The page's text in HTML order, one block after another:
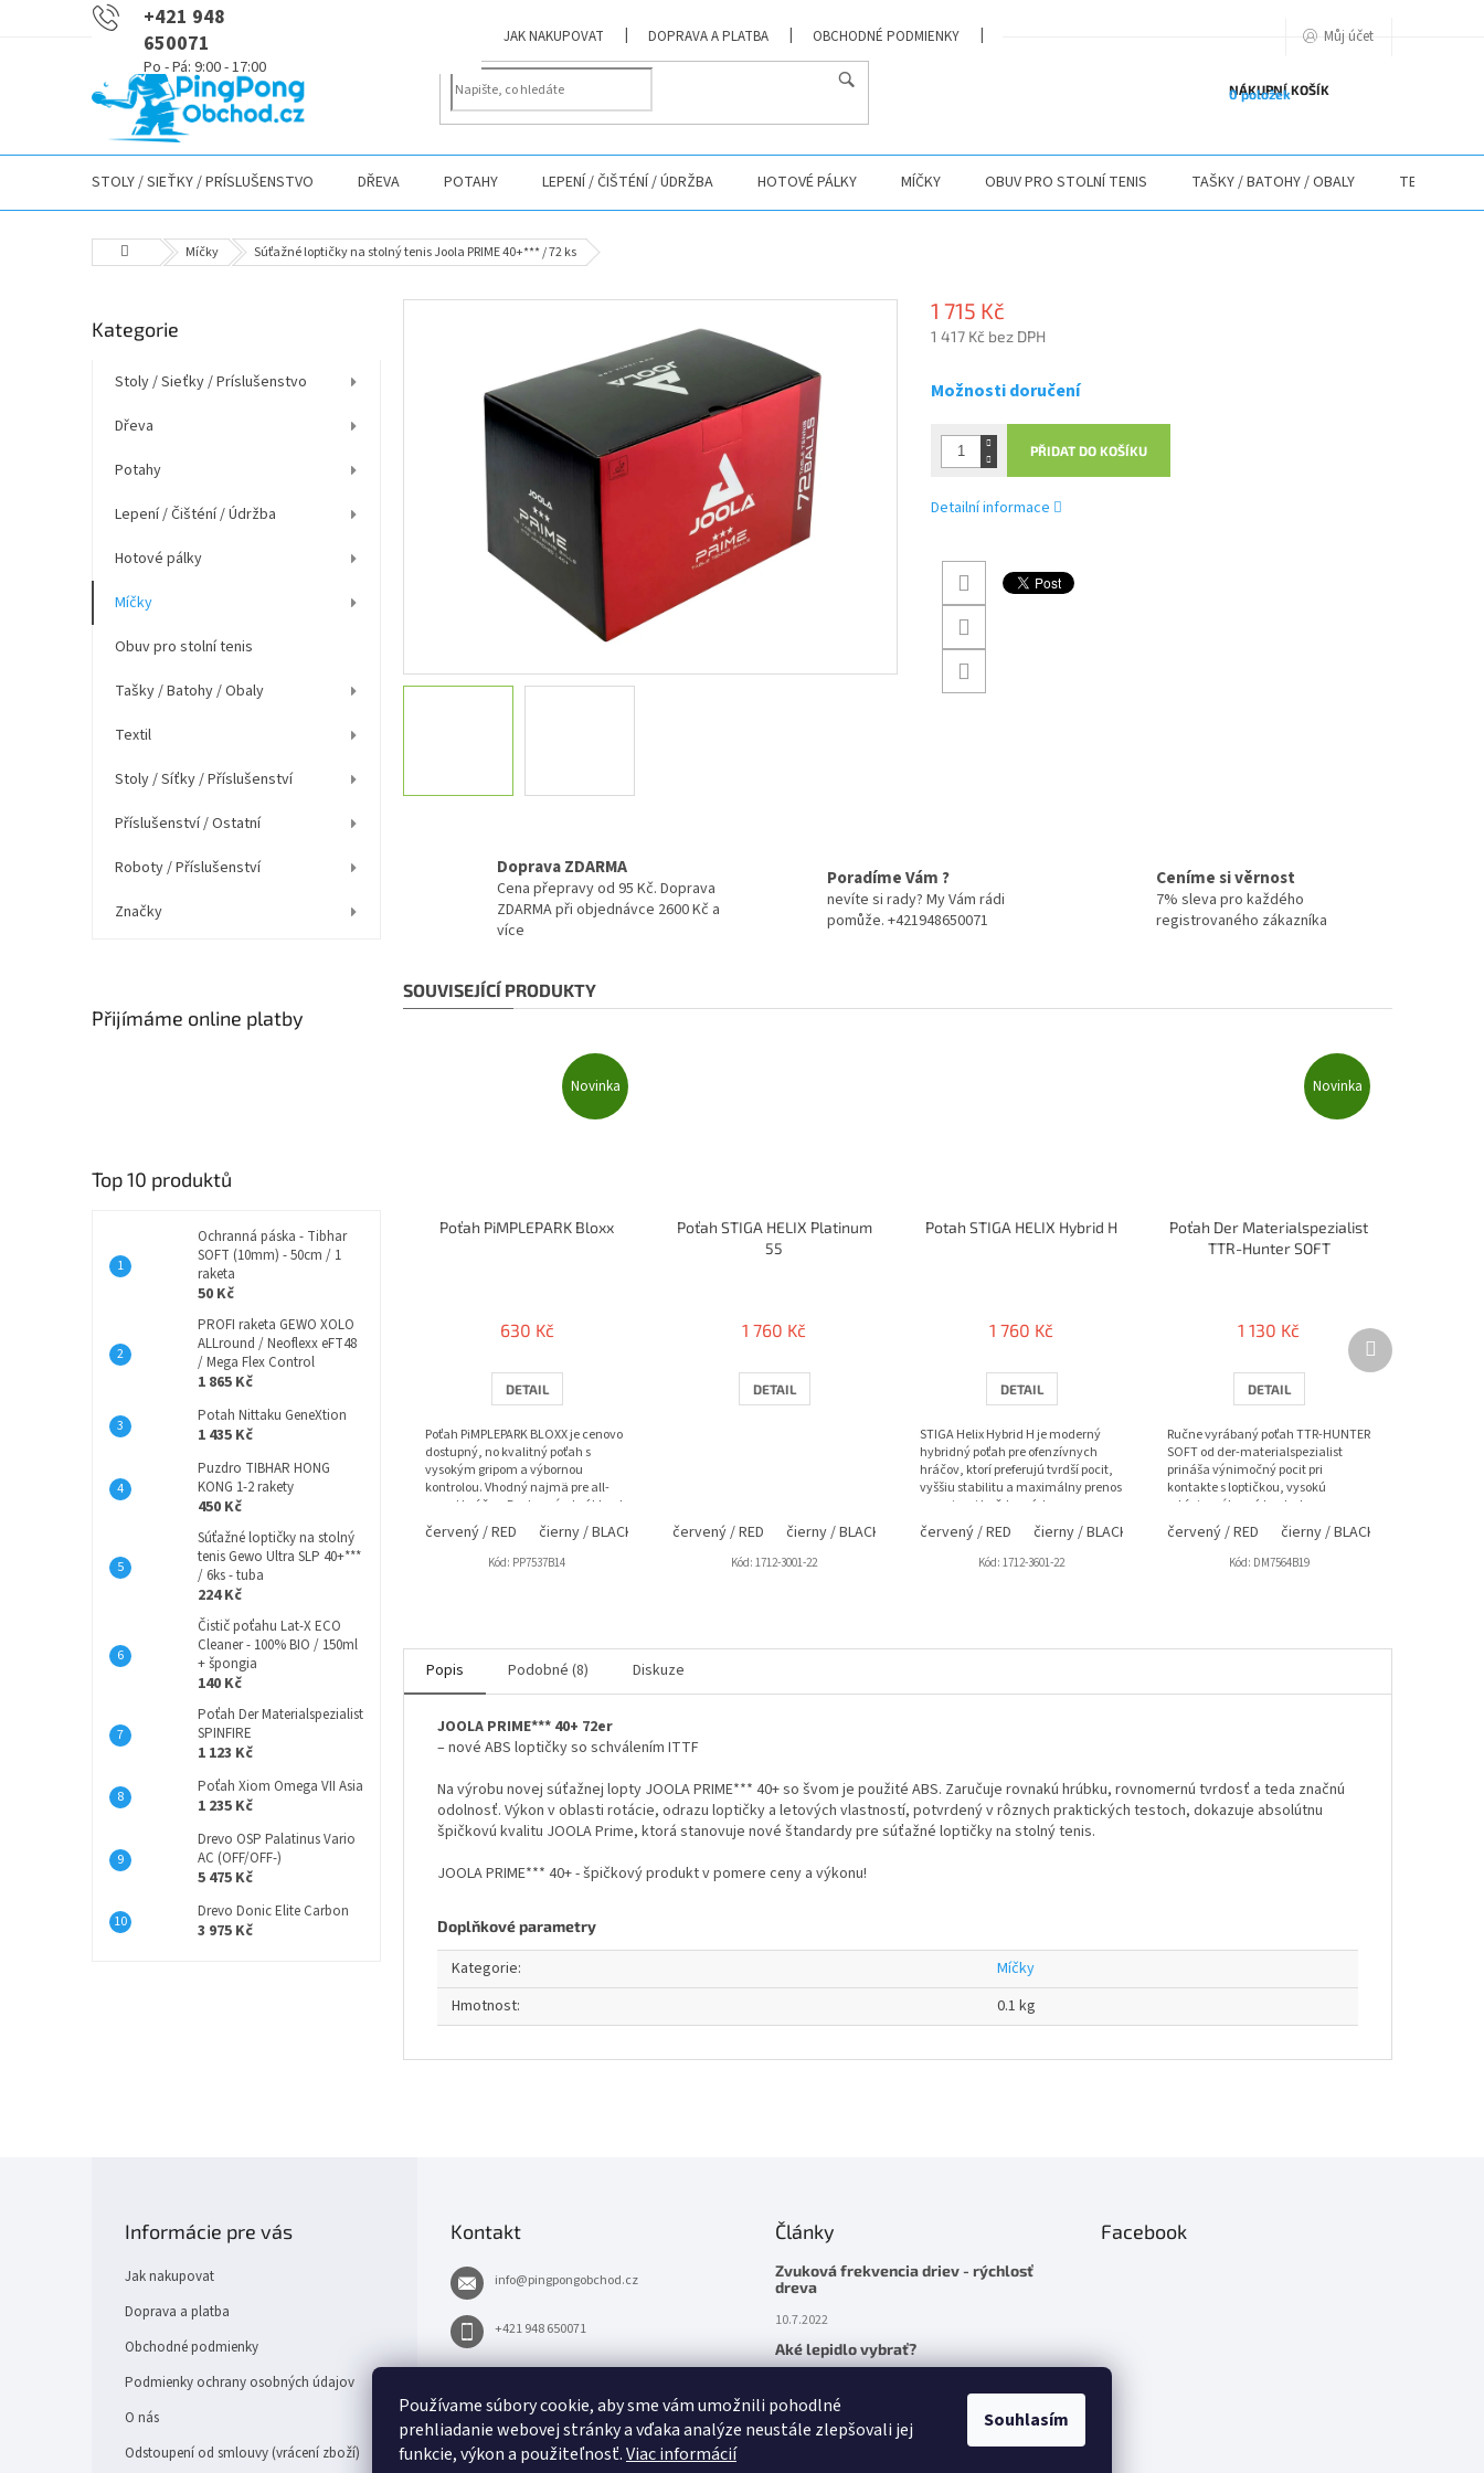
Používame súbory cookie, aby sme vám umožnili pohodlné
prehliadanie webovej stránky a vďaka analýze neustále zlepšovali jej
funkcie, výkon a použiteľnosť.Viac informácií
Souhlasím
+421 948
650071
JAK NAKUPOVAT DOPRAVA A PLATBA OBCHODNÉ PODMIENKY O NÁS
Můj účet
NÁKUPNÍ KOŠÍK
0 položek
STOLY / SIEŤKY / PRÍSLUŠENSTVO DŘEVA POTAHY LEPENÍ / ČIŠTÉNÍ / ÚDRŽBA HOTOVÉ PÁLKY MÍČKY OBUV PRO STOLNÍ TENIS TAŠKY / BATOHY / OBALY TEXTIL
Domů Míčky Súťažné loptičky na stolný tenis Joola PRIME 40+*** / 72 ks
o
n
l
Přeskočit
Kategorie
Stoly / Sieťky / Príslušenstvo
Dřeva
Potahy
Lepení / Čišténí / Údržba
Hotové pálky
Míčky
Obuv pro stolní tenis
Tašky / Batohy / Obaly
Textil
Stoly / Síťky / Příslušenství
Příslušenství / Ostatní
Roboty / Příslušenství
Značky
Přijímáme online platby
Top 10 produktů
Ochranná páska - Tibhar
SOFT (10mm) - 50cm / 1
raketa
50 Kč
PROFI raketa GEWO XOLO
ALLround / Neoflexx eFT48
/ Mega Flex Control
1 865 Kč
Potah Nittaku GeneXtion
1 435 Kč
Puzdro TIBHAR HONG
KONG 1-2 rakety
450 Kč
Súťažné loptičky na stolný
tenis Gewo Ultra SLP 40+***
/ 6ks - tuba
224 Kč
Čistič poťahu Lat-X ECO
Cleaner - 100% BIO / 150ml
+ špongia
140 Kč
Poťah Der Materialspezialist
SPINFIRE
1 123 Kč
Poťah Xiom Omega VII Asia
1 235 Kč
Drevo OSP Palatinus Vario
AC (OFF/OFF-)
5 475 Kč
Drevo Donic Elite Carbon
3 975 Kč
1 715 Kč
1 417 Kč bez DPH
cena:
Možnosti doručení
PŘIDAT DO KOŠÍKU
Detailní informace
Doprava ZDARMA
Cena přepravy od 95 Kč. Doprava
ZDARMA při objednávce 2600 Kč a
více
Poradíme Vám ?
nevíte si rady? My Vám rádi
pomůže. +421948650071
Ceníme si věrnost
7% sleva pro každého
registrovaného zákazníka
SOUVISEJÍCÍ PRODUKTY
Novinka
Poťah PiMPLEPARK Bloxx
630 Kč
DETAIL
Poťah PiMPLEPARK BLOXX je cenovo
dostupný, no kvalitný poťah s
vysokým gripom a výbornou
kontrolou. Vhodný najmä pre all-
round hráčov. Dostupný v hrúbkach
1,4 / 1,7 / 1,9 / 2,1 mm.
červený / RED čierny / BLACK
Kód: PP7537B14
Poťah STIGA HELIX Platinum
55
1 760 Kč
DETAIL
červený / RED čierny / BLACK
Kód: 1712-3001-22
Potah STIGA HELIX Hybrid H
1 760 Kč
DETAIL
STIGA Helix Hybrid H je moderný
hybridný poťah pre ofenzívnych
hráčov, ktorí preferujú tvrdší pocit,
vyššiu stabilitu a maximálny prenos
energie pri každom údere.
Kombinácia...
červený / RED čierny / BLACK
Kód: 1712-3601-22
Novinka
Poťah Der Materialspezialist
TTR-Hunter SOFT
1 130 Kč
DETAIL
Ručne vyrábaný poťah TTR-HUNTER
SOFT od der-materialspezialist
prináša výnimočný pocit pri
kontakte s loptičkou, vysokú
rotáciu, výbornú kontrolu a
príjemnejšiu tvrdosť —...
červený / RED čierny / BLACK
Kód: DM7564B19
Další
produkt
Popis Podobné (8) Diskuze
JOOLA PRIME*** 40+ 72er
– nové ABS loptičky so schválením ITTF
Na výrobu novej súťažnej lopty JOOLA PRIME*** 40+ so švom je použité ABS. Zaručuje rovnakú hrúbku, rovnomernú tvrdosť a teda značnú
odolnosť. Výkon v oblasti rotácie, odrazu loptičky a letových vlastností, potvrdený v rôznych praktických testoch, dokazuje absolútnu
špičkovú kvalitu JOOLA Prime, ktorá stanovuje nové štandardy pre súťažné loptičky na stolný tenis.
JOOLA PRIME*** 40+ - špičkový produkt v pomere ceny a výkonu!
Doplňkové parametry
Kategorie:
Míčky
Hmotnost: 0.1 kg
Informácie pre vás
Jak nakupovat
Doprava a platba
Obchodné podmienky
Podmienky ochrany osobných údajov
O nás
Odstoupení od smlouvy (vrácení zboží)
Kontakt
info@pingpongobchod.cz
+421 948 650071
Články
Zvuková frekvencia driev - rýchlosť
dreva
10.7.2022
Aké lepidlo vybrať?
Facebook